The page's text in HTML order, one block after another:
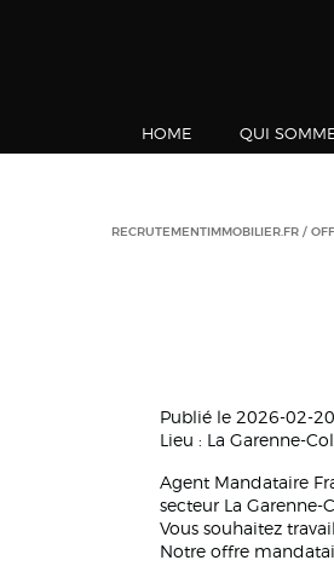
HOME QUI
RECRUTEMENTIMMOBILIER.FR
Publié le 2026-02-
Lieu : La Garenne-
Agent Mandataire
secteur La Garenne-
Vous souhaitez
Notre offre